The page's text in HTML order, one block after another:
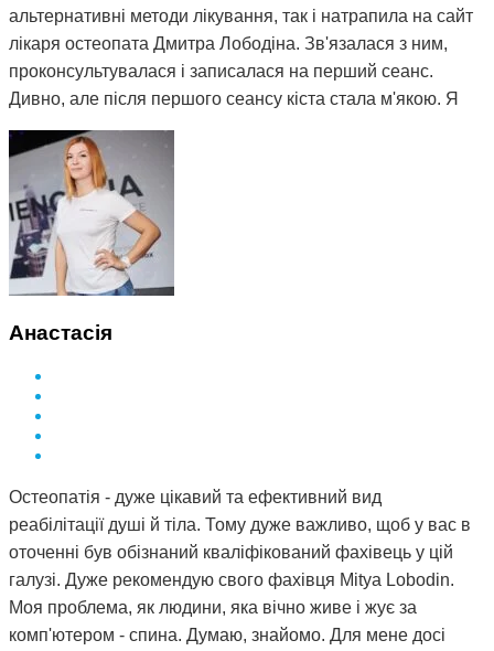
альтернативні методи лікування, так і натрапила на сайт
лікаря остеопата Дмитра Лободіна. Зв'язалася з ним,
проконсультувалася і записалася на перший сеанс.
Дивно, але після першого сеансу кіста стала м'якою. Я
почала відвідувати сеанси за призначенням Дмитра і
через 3 місяці вона повністю розсмокталася. Як це
працює, взагалі не розумію. Те, чого ліки не змогли
зробити за півтора року, зміг зробити Дмитро і за такий
невеликий термін. Лікар у поліклініці сказав, що мені
просто пощастило і я на досвідченого фахівця
натрапила. А ще кажуть, що здоров'я за гроші не купиш.
Анастасія
Остеопатія - дуже цікавий та ефективний вид
реабілітації душі й тіла. Тому дуже важливо, щоб у вас в
оточенні був обізнаний кваліфікований фахівець у цій
галузі. Дуже рекомендую свого фахівця Mitya Lobodin.
Моя проблема, як людини, яка вічно живе і жує за
комп'ютером - спина. Думаю, знайомо. Для мене досі